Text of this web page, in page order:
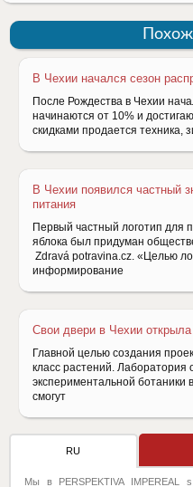
В Чехии начался сезон
После Рождества в Чехии
начинаются от 10% и
скидками продается техника,
В Чехии появился частный
питания
Первый частный логотип для
яблока был придуман
Zdravá potravina.cz. «Целью
информирование
Свои двери в Чехии
Главной целью создания
класс растений. Лаборатория
экспериментальной
смогут
RU
Мы в PERSPEKTIVA IMPEREAL